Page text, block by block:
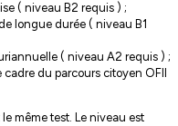
( niveau B2 requis ) ;
longue durée ( niveau B1
( niveau A2 requis ) ;
du parcours citoyen OFII
même test. Le niveau est